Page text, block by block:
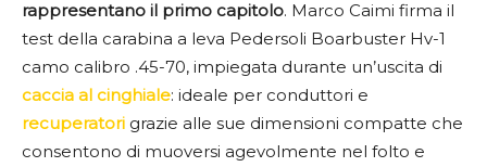
rappresentano il primo capitolo. Marco Caimi firma il
test della carabina a leva Pedersoli Boarbuster Hv-1
camo calibro .45-70, impiegata durante un’uscita di
caccia al cinghiale: ideale per conduttori e
recuperatori grazie alle sue dimensioni compatte che
consentono di muoversi agevolmente nel folto e